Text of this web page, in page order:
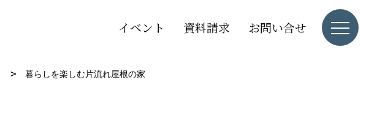
イベント 資料請求 お問い合せ
暮らしを楽しむ片流れ屋根の家